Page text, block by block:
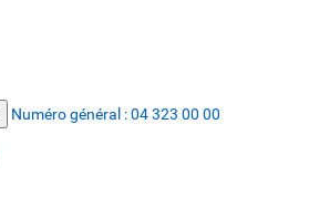
Numéro général :04 323 00 00